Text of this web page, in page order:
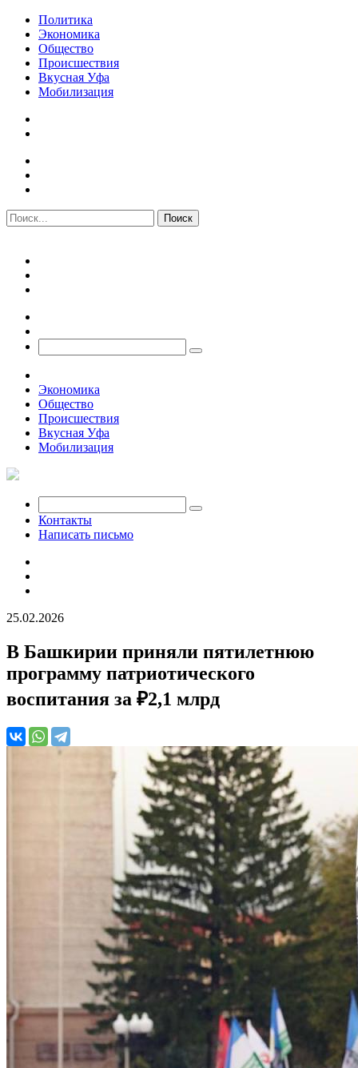
Политика
Экономика
Общество
Происшествия
Вкусная Уфа
Мобилизация
Экономика
Общество
Происшествия
Вкусная Уфа
Мобилизация
Контакты
Написать письмо
25.02.2026
В Башкирии приняли пятилетнюю
программу патриотического
воспитания за ₽2,1 млрд